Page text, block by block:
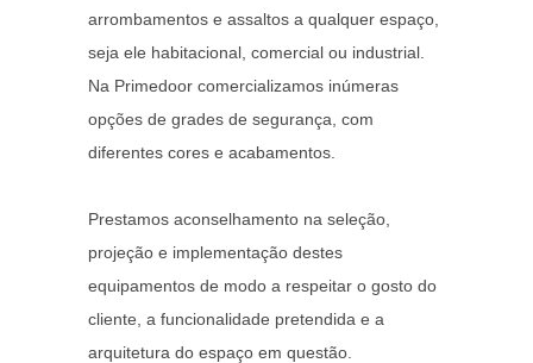
arrombamentos e assaltos a qualquer espaço,
seja ele habitacional, comercial ou industrial.
Na Primedoor comercializamos inúmeras
opções de grades de segurança, com
diferentes cores e acabamentos.
Prestamos aconselhamento na seleção,
projeção e implementação destes
equipamentos de modo a respeitar o gosto do
cliente, a funcionalidade pretendida e a
arquitetura do espaço em questão.